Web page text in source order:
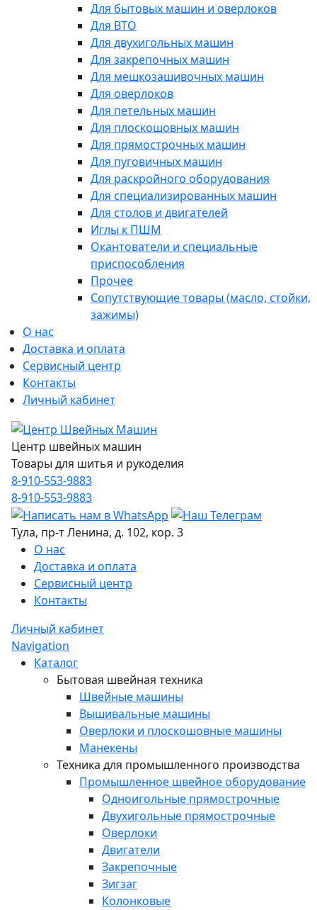
Для бытовых машин и оверлоков
Для ВТО
Для двухигольных машин
Для закрепочных машин
Для мешкозашивочных машин
Для оверлоков
Для петельных машин
Для плоскошовных машин
Для прямострочных машин
Для пуговичных машин
Для раскройного оборудования
Для специализированных машин
Для столов и двигателей
Иглы к ПШМ
Окантователи и специальные
приспособления
Прочее
Сопутствующие товары (масло, стойки,
зажимы)
О нас
Доставка и оплата
Сервисный центр
Контакты
Личный кабинет
Центр швейных машин
Товары для шитья и рукоделия
8-910-553-9883
8-910-553-9883
Тула, пр-т Ленина, д. 102, кор. 3
О нас
Доставка и оплата
Сервисный центр
Контакты
Личный кабинет
Navigation
Каталог
Бытовая швейная техника
Швейные машины
Вышивальные машины
Оверлоки и плоскошовные машины
Манекены
Техника для промышленного производства
Промышленное швейное оборудование
Одноигольные прямострочные
Двухигольные прямострочные
Оверлоки
Двигатели
Закрепочные
Зигзаг
Колонковые